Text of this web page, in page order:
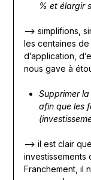
% et élargir
—> simplifions,
les centaines
d’application,
nous gave à
Supprimer
afin que les
—> il est clair
investissements
Franchement, il